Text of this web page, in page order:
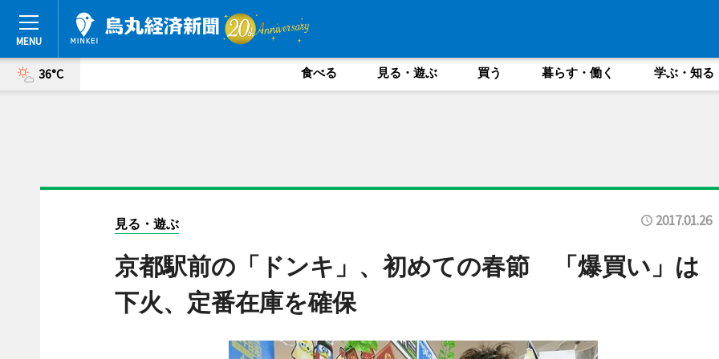
36°C 食べる 見る・遊ぶ 買う 暮らす・働く 学ぶ・知る
見る・遊ぶ 2017.01.26
京都駅前の「ドンキ」、初めての春節 「爆買い」は
下火、定番在庫を確保